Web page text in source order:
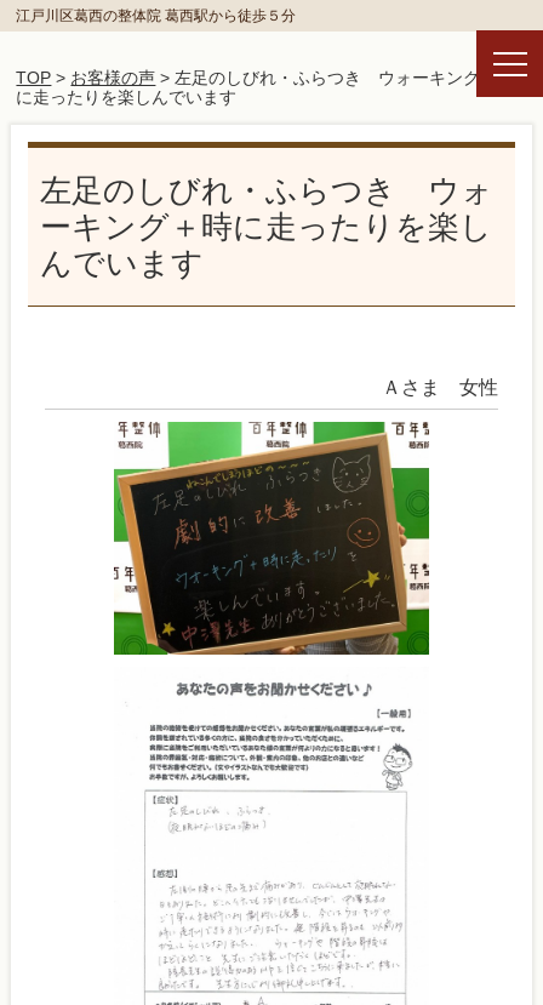
江戸川区葛西の整体院 葛西駅から徒歩５分
TOP > お客様の声 > 左足のしびれ・ふらつき ウォーキング＋時
に走ったりを楽しんでいます
左足のしびれ・ふらつき ウォ
ーキング＋時に走ったりを楽し
んでいます
Ａさま 女性